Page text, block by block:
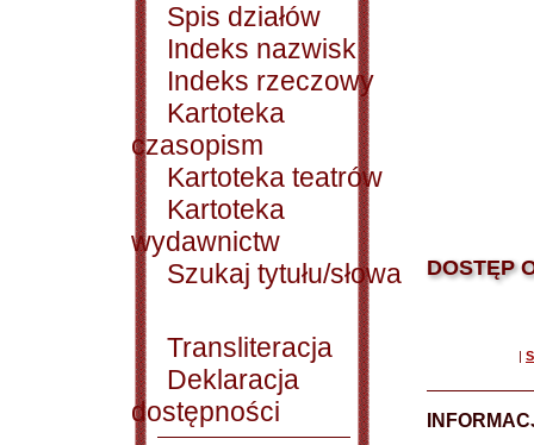
Spis działów
Indeks nazwisk
Indeks rzeczowy
Kartoteka
czasopism
Kartoteka teatrów
Kartoteka
wydawnictw
Szukaj tytułu/słowa
Transliteracja
Deklaracja
dostępności
DOSTĘP
|